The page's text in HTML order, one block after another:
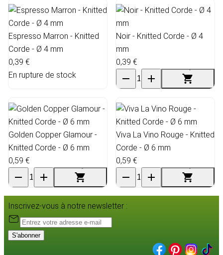
Espresso Marron - Knitted
Corde - Ø 4 mm
0,39 €
En rupture de stock
Noir - Knitted Corde - Ø 4
mm
0,39 €
Golden Copper Glamour -
Knitted Corde - Ø 6 mm
0,59 €
Viva La Vino Rouge - Knitted
Corde - Ø 6 mm
0,59 €
Inscrivez-vous à notre newsletter :
S'abonner